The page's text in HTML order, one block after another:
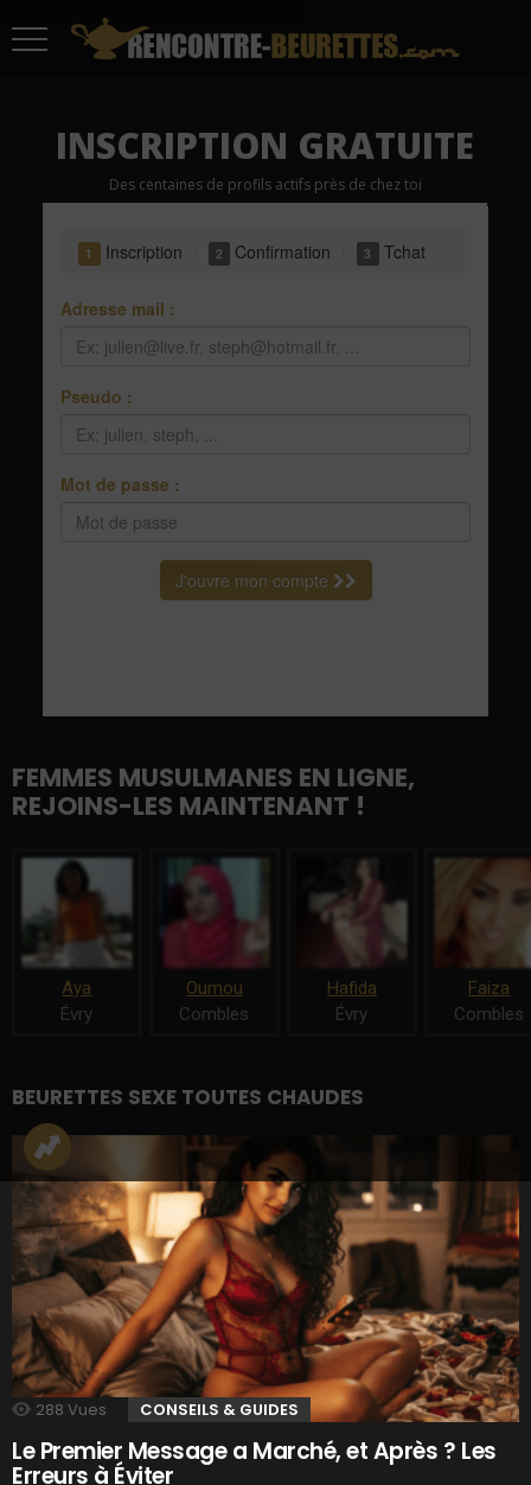
INSCRIPTION GRATUITE
Des centaines de profils actifs près de chez toi
FEMMES MUSULMANES EN LIGNE,
REJOINS-LES MAINTENANT !
Aya
Évry
Oumou
Combles
Hafida
Évry
Faiza
Combles
BEURETTES SEXE TOUTES CHAUDES
288 Vues CONSEILS & GUIDES
Le Premier Message a Marché, et Après ? Les
Erreurs à Éviter